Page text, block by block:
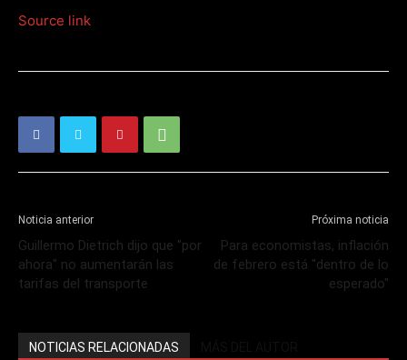
Source link
Noticia anterior
Guillermo Dietrich dijo que "por
ahora" no aumentarán las
tarifas del transporte
Próxima noticia
Para economistas, inflación
de febrero está "dentro de lo
esperado"
NOTICIAS RELACIONADAS